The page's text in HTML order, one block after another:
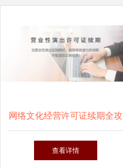
网络文化经营许可证续期全攻
略 流程、材料与注意事项
查看详情